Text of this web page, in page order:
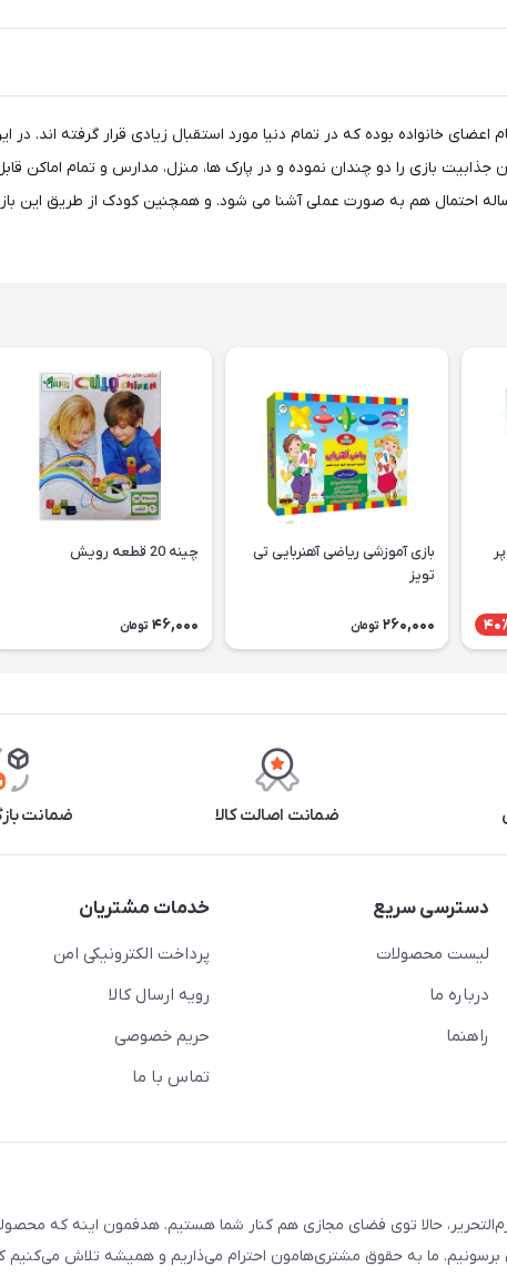
خانواده بوده که در تمام دنیا مورد استقبال زیادی قرار گرفته اند.
بازی را دو چندان نموده و در پارک ها، منزل، مدارس و تمام اماکن
احتمال هم به صورت عملی آشنا می شود. و همچنین کودک از طریق این
بازی آموزشی ریاضی آهنربایی تی
تویز
260,000 تومان
چینه 20 قطعه رویش
46,000 تومان
ضمانت اصالت کالا ضمانت
دسترسی سریع
لیست محصولات
درباره ما
راهنما
خدمات مشتریان
پرداخت الکترونیکی امن
رویه ارسال کالا
حریم خصوصی
تماس با ما
حالا توی فضای مجازی هم کنار شما هستیم. هدفمون اینه که
ما به حقوق مشتری‌هامون احترام می‌ذاریم و همیشه تلاش می‌کنیم